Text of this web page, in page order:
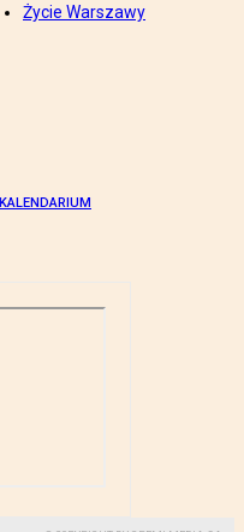
Życie Warszawy
KALENDARIUM